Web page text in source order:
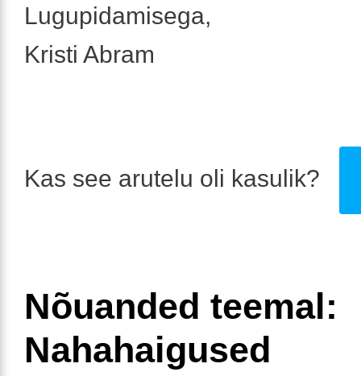
Lugupidamisega,
Kristi Abram
Kas see arutelu oli kasulik?
Nõuanded teemal:
Nahahaigused